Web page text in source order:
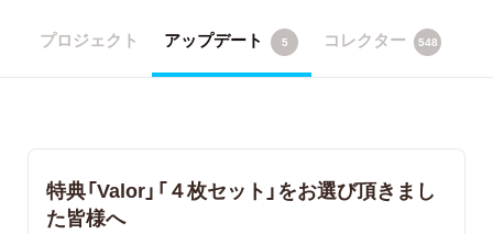
プロジェクト アップデート 5 コレクター 548
特典「Valor」「４枚セット」をお選び頂きまし
た皆様へ